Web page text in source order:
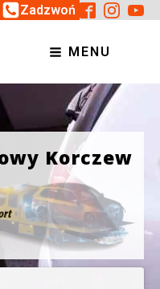
Zadzwoń
MENU
Korczew